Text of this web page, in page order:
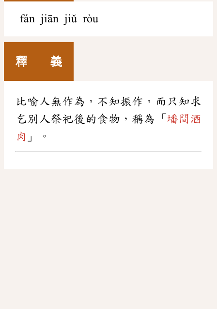
fán jiān jiǔ ròu
釋 義
比喻人無作為，不知振作，而只知求
乞別人祭祀後的食物，稱為「 墦間酒
肉 」。